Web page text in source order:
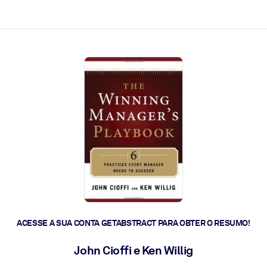
ACESSE A SUA CONTA GETABSTRACT PARA OBTER O RESUMO!
John Cioffi e Ken Willig